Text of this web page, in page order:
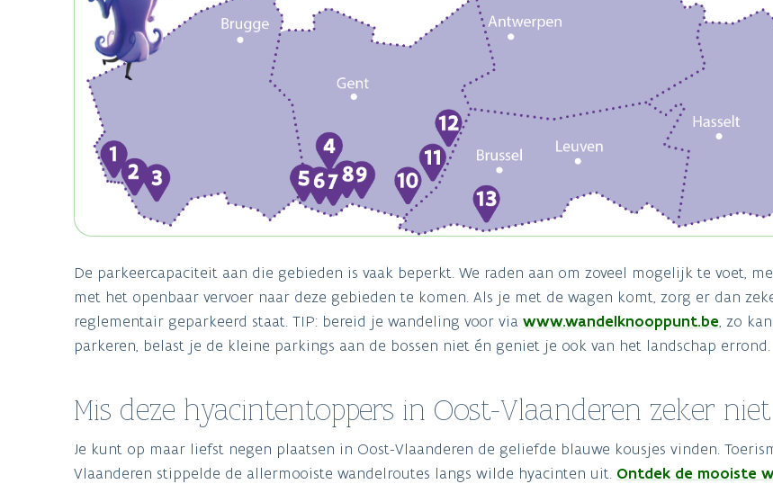
De parkeercapaciteit aan die gebieden is vaak beperkt. We raden aan om zoveel mogelijk te voet,
met het openbaar vervoer naar deze gebieden te komen. Als je met de wagen komt, zorg er dan
reglementair geparkeerd staat. TIP: bereid je wandeling voor via www.wandelknooppunt.be, zo
parkeren, belast je de kleine parkings aan de bossen niet én geniet je ook van het landschap errond.
Mis deze hyacintentoppers in Oost-Vlaanderen zeker niet
Je kunt op maar liefst negen plaatsen in Oost-Vlaanderen de geliefde blauwe kousjes vinden.
Vlaanderen stippelde de allermooiste wandelroutes langs wilde hyacinten uit. Ontdek de mooiste